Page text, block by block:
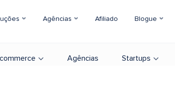
Agências Afiliado Blogue
Agências Startups